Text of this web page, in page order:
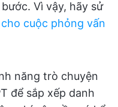
Vì vậy, hãy sử
cuộc phỏng vấn
năng trò chuyện
để sắp xếp danh